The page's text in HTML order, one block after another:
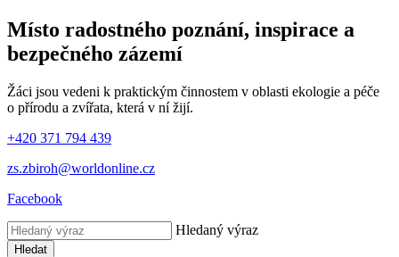
Místo radostného poznání, inspirace a
bezpečného zázemí
Žáci jsou vedeni k praktickým činnostem v oblasti ekologie a péče
o přírodu a zvířata, která v ní žijí.
+420 371 794 439
zs.zbiroh@worldonline.cz
Facebook
Hledaný výraz
Hledat